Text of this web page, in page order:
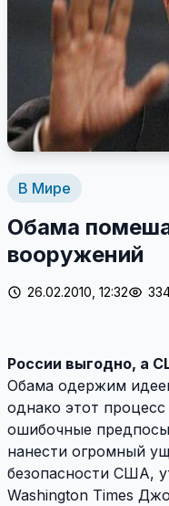
В Мире
Обама
вооружений
26.02.2010, 12:32
России выгодно, а
Обама одержим
однако этот
ошибочные
нанести огромный
безопасности США,
Washington Times